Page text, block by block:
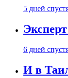
5 дней
6 дней
И в